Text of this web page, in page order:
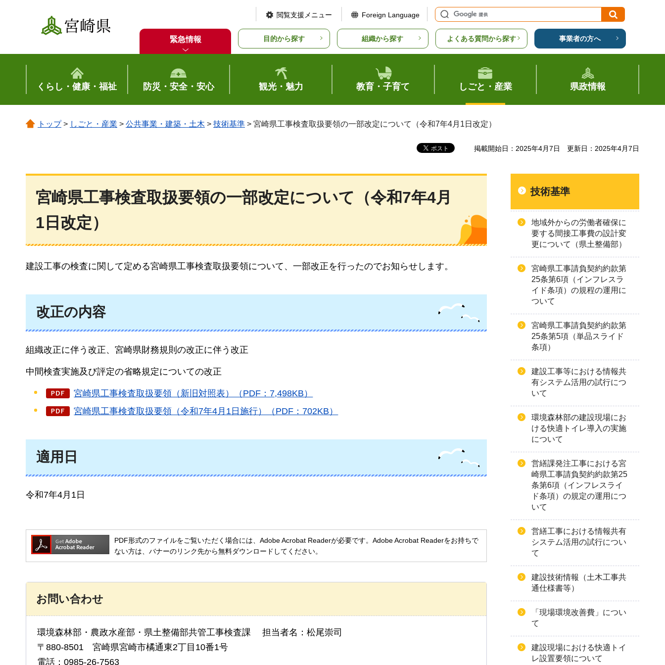
宮崎県
閲覧支援メニュー Foreign Language
緊急情報 目的から探す 組織から探す よくある質問から探す 事業者の方へ
くらし・健康・福祉 防災・安全・安心 観光・魅力 教育・子育て しごと・産業 県政情報
トップ> しごと・産業 > 公共事業・建築・土木 > 技術基準 > 宮崎県工事検査取扱要領の一部改定について（令和7年4月1日改定）
掲載開始日：2025年4月7日 更新日：2025年4月7日
宮崎県工事検査取扱要領の一部改定について（令和7年4月
1日改定）
建設工事の検査に関して定める宮崎県工事検査取扱要領について、一部改正を行ったのでお知らせします。
改正の内容
組織改正に伴う改正、宮崎県財務規則の改正に伴う改正
中間検査実施及び評定の省略規定についての改正
宮崎県工事検査取扱要領（新旧対照表）（PDF：7,498KB）
宮崎県工事検査取扱要領（令和7年4月1日施行）（PDF：702KB）
適用日
令和7年4月1日
PDF形式のファイルをご覧いただく場合には、Adobe Acrobat Readerが必要です。Adobe Acrobat Readerをお持ちで
ない方は、バナーのリンク先から無料ダウンロードしてください。
お問い合わせ
環境森林部・農政水産部・県土整備部共管工事検査課 担当者名：松尾崇司
〒880-8501 宮崎県宮崎市橘通東2丁目10番1号
電話：0985-26-7563
技術基準
地域外からの労働者確保に
要する間接工事費の設計変
更について（県土整備部）
宮崎県工事請負契約約款第
25条第6項（インフレスラ
イド条項）の規程の運用に
ついて
宮崎県工事請負契約約款第
25条第5項（単品スライド
条項）
建設工事等における情報共
有システム活用の試行につ
いて
環境森林部の建設現場にお
ける快適トイレ導入の実施
について
営繕課発注工事における宮
崎県工事請負契約約款第25
条第6項（インフレスライ
ド条項）の規定の運用につ
いて
営繕工事における情報共有
システム活用の試行につい
て
建設技術情報（土木工事共
通仕様書等）
「現場環境改善費」につい
て
建設現場における快適トイ
レ設置要領について